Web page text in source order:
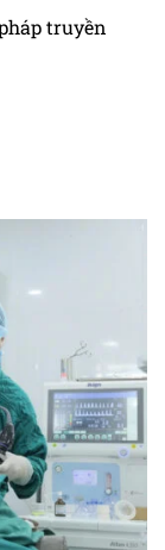
truyền